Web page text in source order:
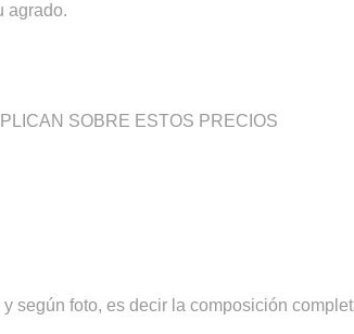
agrado.
SOBRE ESTOS PRECIOS
según foto, es decir la composición